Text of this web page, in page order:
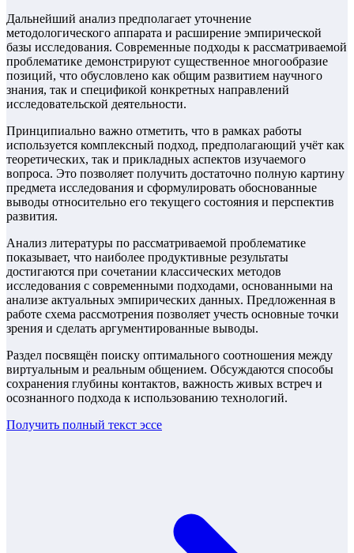
Дальнейший анализ предполагает уточнение
методологического аппарата и расширение эмпирической
базы исследования. Современные подходы к рассматриваемой
проблематике демонстрируют существенное многообразие
позиций, что обусловлено как общим развитием научного
знания, так и спецификой конкретных направлений
исследовательской деятельности.
Принципиально важно отметить, что в рамках работы
используется комплексный подход, предполагающий учёт как
теоретических, так и прикладных аспектов изучаемого
вопроса. Это позволяет получить достаточно полную картину
предмета исследования и сформулировать обоснованные
выводы относительно его текущего состояния и перспектив
развития.
Анализ литературы по рассматриваемой проблематике
показывает, что наиболее продуктивные результаты
достигаются при сочетании классических методов
исследования с современными подходами, основанными на
анализе актуальных эмпирических данных. Предложенная в
работе схема рассмотрения позволяет учесть основные точки
зрения и сделать аргументированные выводы.
Раздел посвящён поиску оптимального соотношения между
виртуальным и реальным общением. Обсуждаются способы
сохранения глубины контактов, важность живых встреч и
осознанного подхода к использованию технологий.
Получить полный текст эссе